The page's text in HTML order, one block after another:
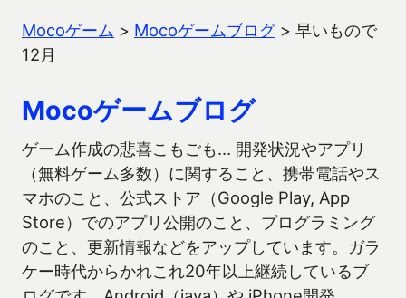
Mocoゲーム > Mocoゲームブログ> 早いもので
12月
Mocoゲームブログ
ゲーム作成の悲喜こもごも… 開発状況やアプリ
（無料ゲーム多数）に関すること、携帯電話やス
マホのこと、公式ストア（Google Play, App
Store）でのアプリ公開のこと、プログラミング
のこと、更新情報などをアップしています。ガラ
ケー時代からかれこれ20年以上継続しているブ